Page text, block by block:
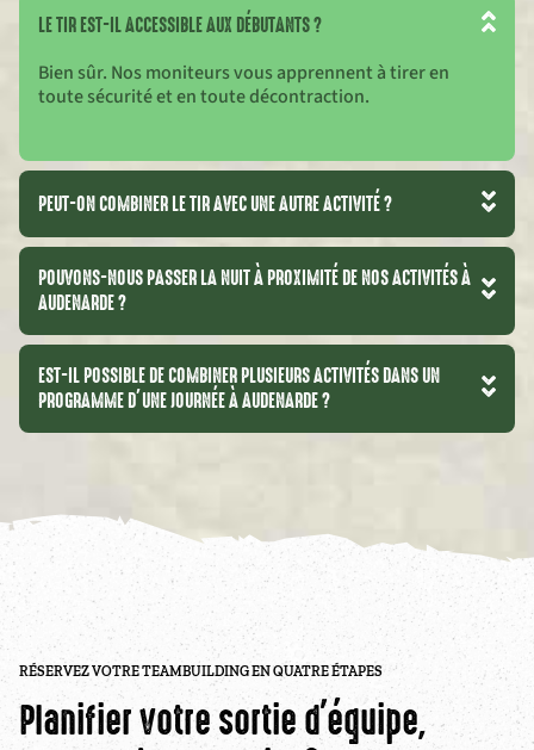
LE TIR EST-IL ACCESSIBLE AUX DÉBUTANTS ?
Bien sûr. Nos moniteurs vous apprennent à tirer en
toute sécurité et en toute décontraction.
PEUT-ON COMBINER LE TIR AVEC UNE AUTRE ACTIVITÉ ?
POUVONS-NOUS PASSER LA NUIT À PROXIMITÉ DE NOS ACTIVITÉS À
AUDENARDE ?
EST-IL POSSIBLE DE COMBINER PLUSIEURS ACTIVITÉS DANS UN
PROGRAMME D’UNE JOURNÉE À AUDENARDE ?
RÉSERVEZ VOTRE TEAMBUILDING EN QUATRE ÉTAPES
Planifier votre sortie d'équipe,